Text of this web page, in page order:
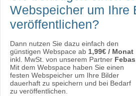
Webspeicher um Ihre
veröffentlichen?
Dann nutzen Sie dazu einfach den
günstigen Webspace ab 1,99€ / Monat
inkl. MwSt. von unserem Partner Febas
Mit dem Webspace haben Sie einen
festen Webspeicher um Ihre Bilder
dauerhaft zu speichern und bei Bedarf
zu veröffentlichen.